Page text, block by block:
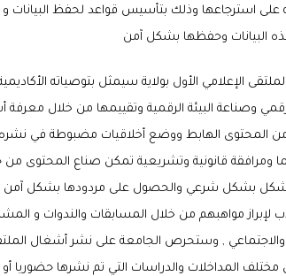
على استرجاعها وذلك بتأسيس قواعد لحفظ البيانات
البيانات وحفظها بشكل آمن
الإعلامي الأول بولاية سيمثل بتوصياته
وصناعة البيئة الرقمية وتقييمها من خلال
المحتوى الهابط ووضع أخلاقيات مضبوطة في نشره
ومرافقة قانونية وتشريعية تمكن صناع المحتوى من
بشكل شرعي والحصول على مردودها بشكل آمن من
لإبراز مواهبهم من خلال المسابقات والندوات و
والاجتماعي , وستحرص الجامعة على نشر أشغال
مختلف المداخلات والدراسات التي تم نشرها حضوريا